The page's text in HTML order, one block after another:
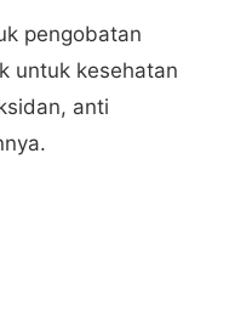
pengobatan
untuk kesehatan
anti